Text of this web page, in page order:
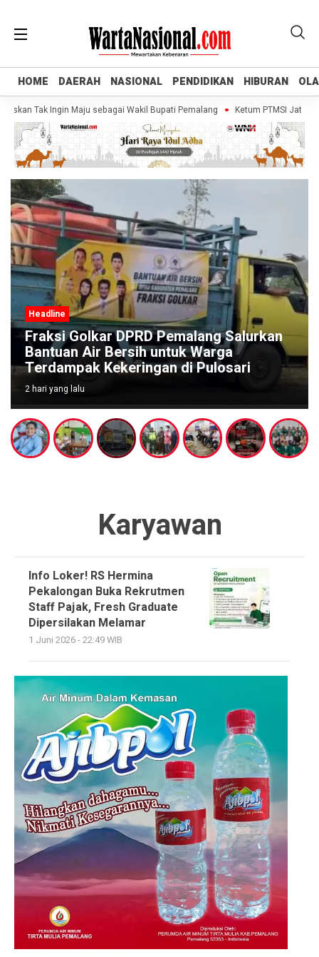
HOME DAERAH NASIONAL PENDIDIKAN HIBURAN
HOME DAERAH NASIONAL PENDIDIKAN HIBURAN
Tak Ingin Maju sebagai Wakil Bupati Pemalang Ketum PTMSI Jateng
Headline
Fraksi Golkar DPRD Pemalang Salurkan
Bantuan Air Bersih untuk Warga
Terdampak Kekeringan di Pulosari
2 hari yang lalu
Karyawan
Info Loker! RS Hermina
Pekalongan Buka Rekrutmen
Staff Pajak, Fresh Graduate
Dipersilakan Melamar
1 Juni 2026 - 22:49 WIB